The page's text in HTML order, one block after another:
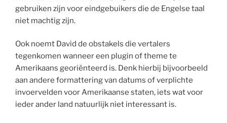
gebruiken zijn voor eindgebuikers die de Engelse taal
niet machtig zijn.
Ook noemt David de obstakels die vertalers
tegenkomen wanneer een plugin of theme te
Amerikaans georiënteerd is. Denk hierbij bijvoorbeeld
aan andere formattering van datums of verplichte
invoervelden voor Amerikaanse staten, iets wat voor
ieder ander land natuurlijk niet interessant is.